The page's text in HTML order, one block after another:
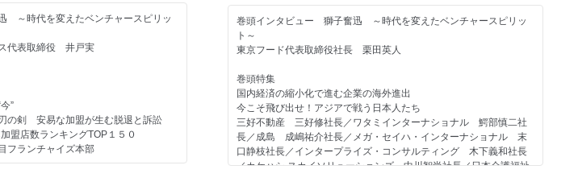
成功するアイデアとリーダーシップ
ベート 榊原健太郎社長
ススメ
最新情報
シャノン・グッドフェローズ／サイエンスワークス
百人百通りの起業ストーリー
ネイル 坂下隆子社長／City Lights 村井隆之社長／東京士業支援
協会 小山田聖代表
今、求められている人材とは
リクルートエグゼクティブエージェント 波戸内啓介社長
ネットビジネス攻略法 其の四
勝 潤冶社長
代起業家 パッショントークセッショ
「ステマとタイアップを間違えるな!」ソニー・デジタルエンタテイ
ンメント 福田淳社長
強力連載企画
アトラクティブ代表取締役 高橋 純也社長
新連載企画
ネクシィーズ近藤太香巳×次世代起業家 パッショントークセッショ
ン
Vol2.レジェンド 斉藤徹社長
～時代を変えたベンチャースピリッ
代表取締役 井戸実
”
の剣 安易な加盟が生む脱退と訴訟
店数ランキングTOP１５０
ランチャイズ本部
巻頭インタビュー 獅子奮迅 ～時代を変えたベンチャースピリッ
ト～
東京フード代表取締役社長 栗田英人
巻頭特集
国内経済の縮小化で進む企業の海外進出
今こそ飛び出せ！アジアで戦う日本人たち
三好不動産 三好修社長／ワタミインターナショナル 鰐部慎二社
長／成島 成嶋祐介社長／メガ・セイハ・インターナショナル 末
口静枝社長／インタープライズ・コンサルティング 木下義和社長
／カケハシ スカイソリューションズ 中川智尚社長／日本介護福祉